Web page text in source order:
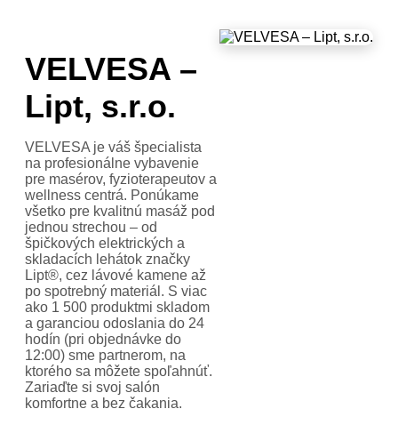
VELVESA –
Lipt, s.r.o.
VELVESA je váš špecialista
na profesionálne vybavenie
pre masérov, fyzioterapeutov a
wellness centrá. Ponúkame
všetko pre kvalitnú masáž pod
jednou strechou – od
špičkových elektrických a
skladacích lehátok značky
Lipt®, cez lávové kamene až
po spotrebný materiál. S viac
ako 1 500 produktmi skladom
a garanciou odoslania do 24
hodín (pri objednávke do
12:00) sme partnerom, na
ktorého sa môžete spoľahnúť.
Zariaďte si svoj salón
komfortne a bez čakania.